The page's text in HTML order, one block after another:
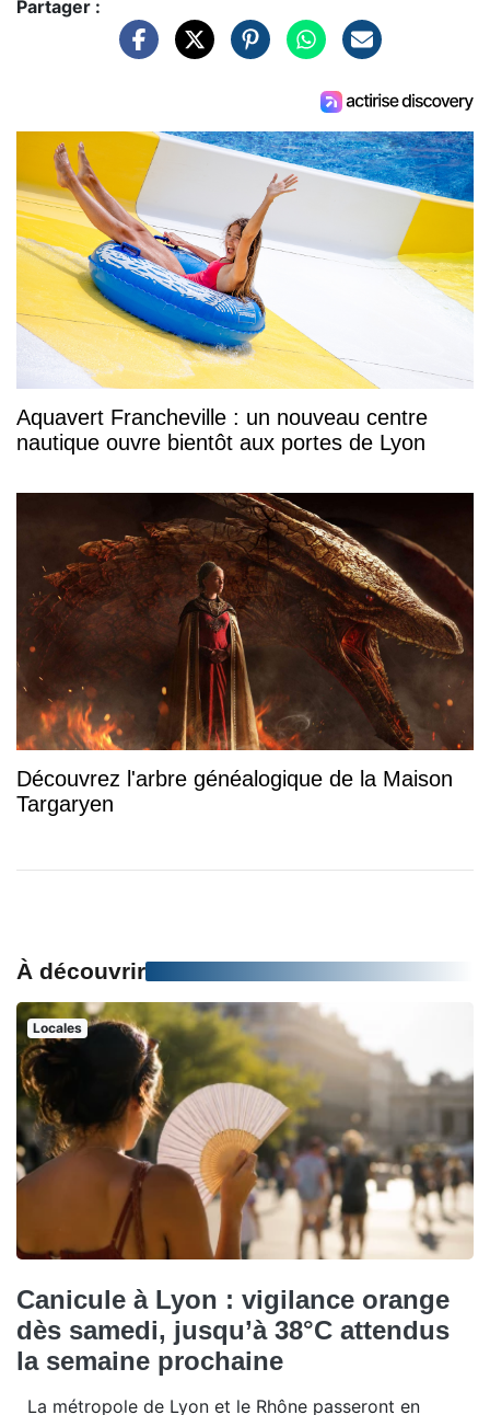
Partager :
Aquavert Francheville : un nouveau centre
nautique ouvre bientôt aux portes de Lyon
Découvrez l'arbre généalogique de la Maison
Targaryen
À découvrir
Locales
Canicule à Lyon : vigilance orange
dès samedi, jusqu’à 38°C attendus
la semaine prochaine
La métropole de Lyon et le Rhône passeront en